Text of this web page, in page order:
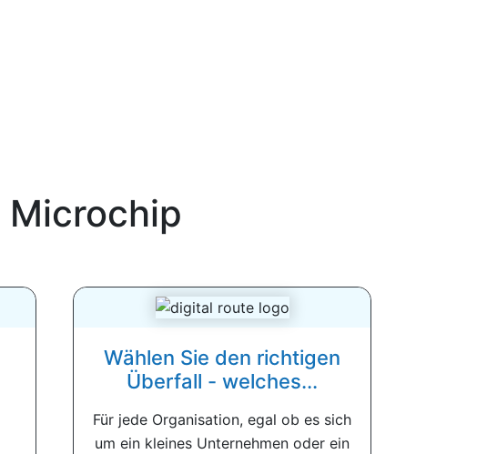
Microchip
Wählen Sie den richtigen
Überfall - welches...
Für jede Organisation, egal ob es sich
um ein kleines Unternehmen oder ein